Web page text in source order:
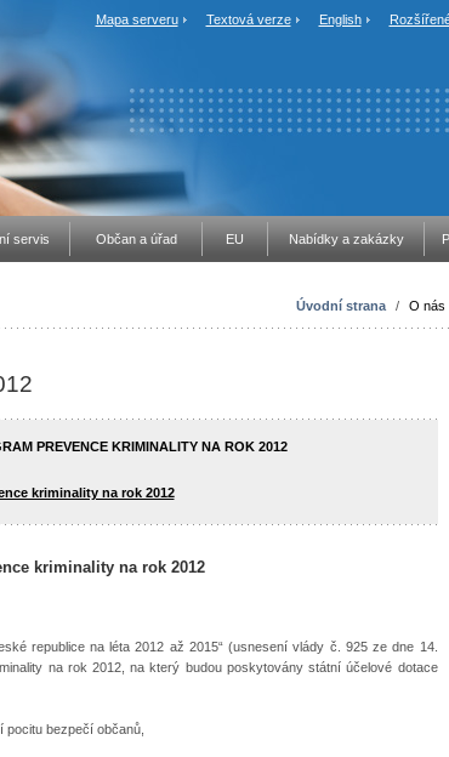
Mapa serveru Textová verze English
servis Občan a úřad EU Nabídky a zakázky
Úvodní strana / O nás
PREVENCE KRIMINALITY NA ROK 2012
kriminality na rok 2012
kriminality na rok 2012
republice na léta 2012 až 2015“ (usnesení vlády č. 925 ze dne 14.
na rok 2012, na který budou poskytovány státní účelové dotace
bezpečí občanů,